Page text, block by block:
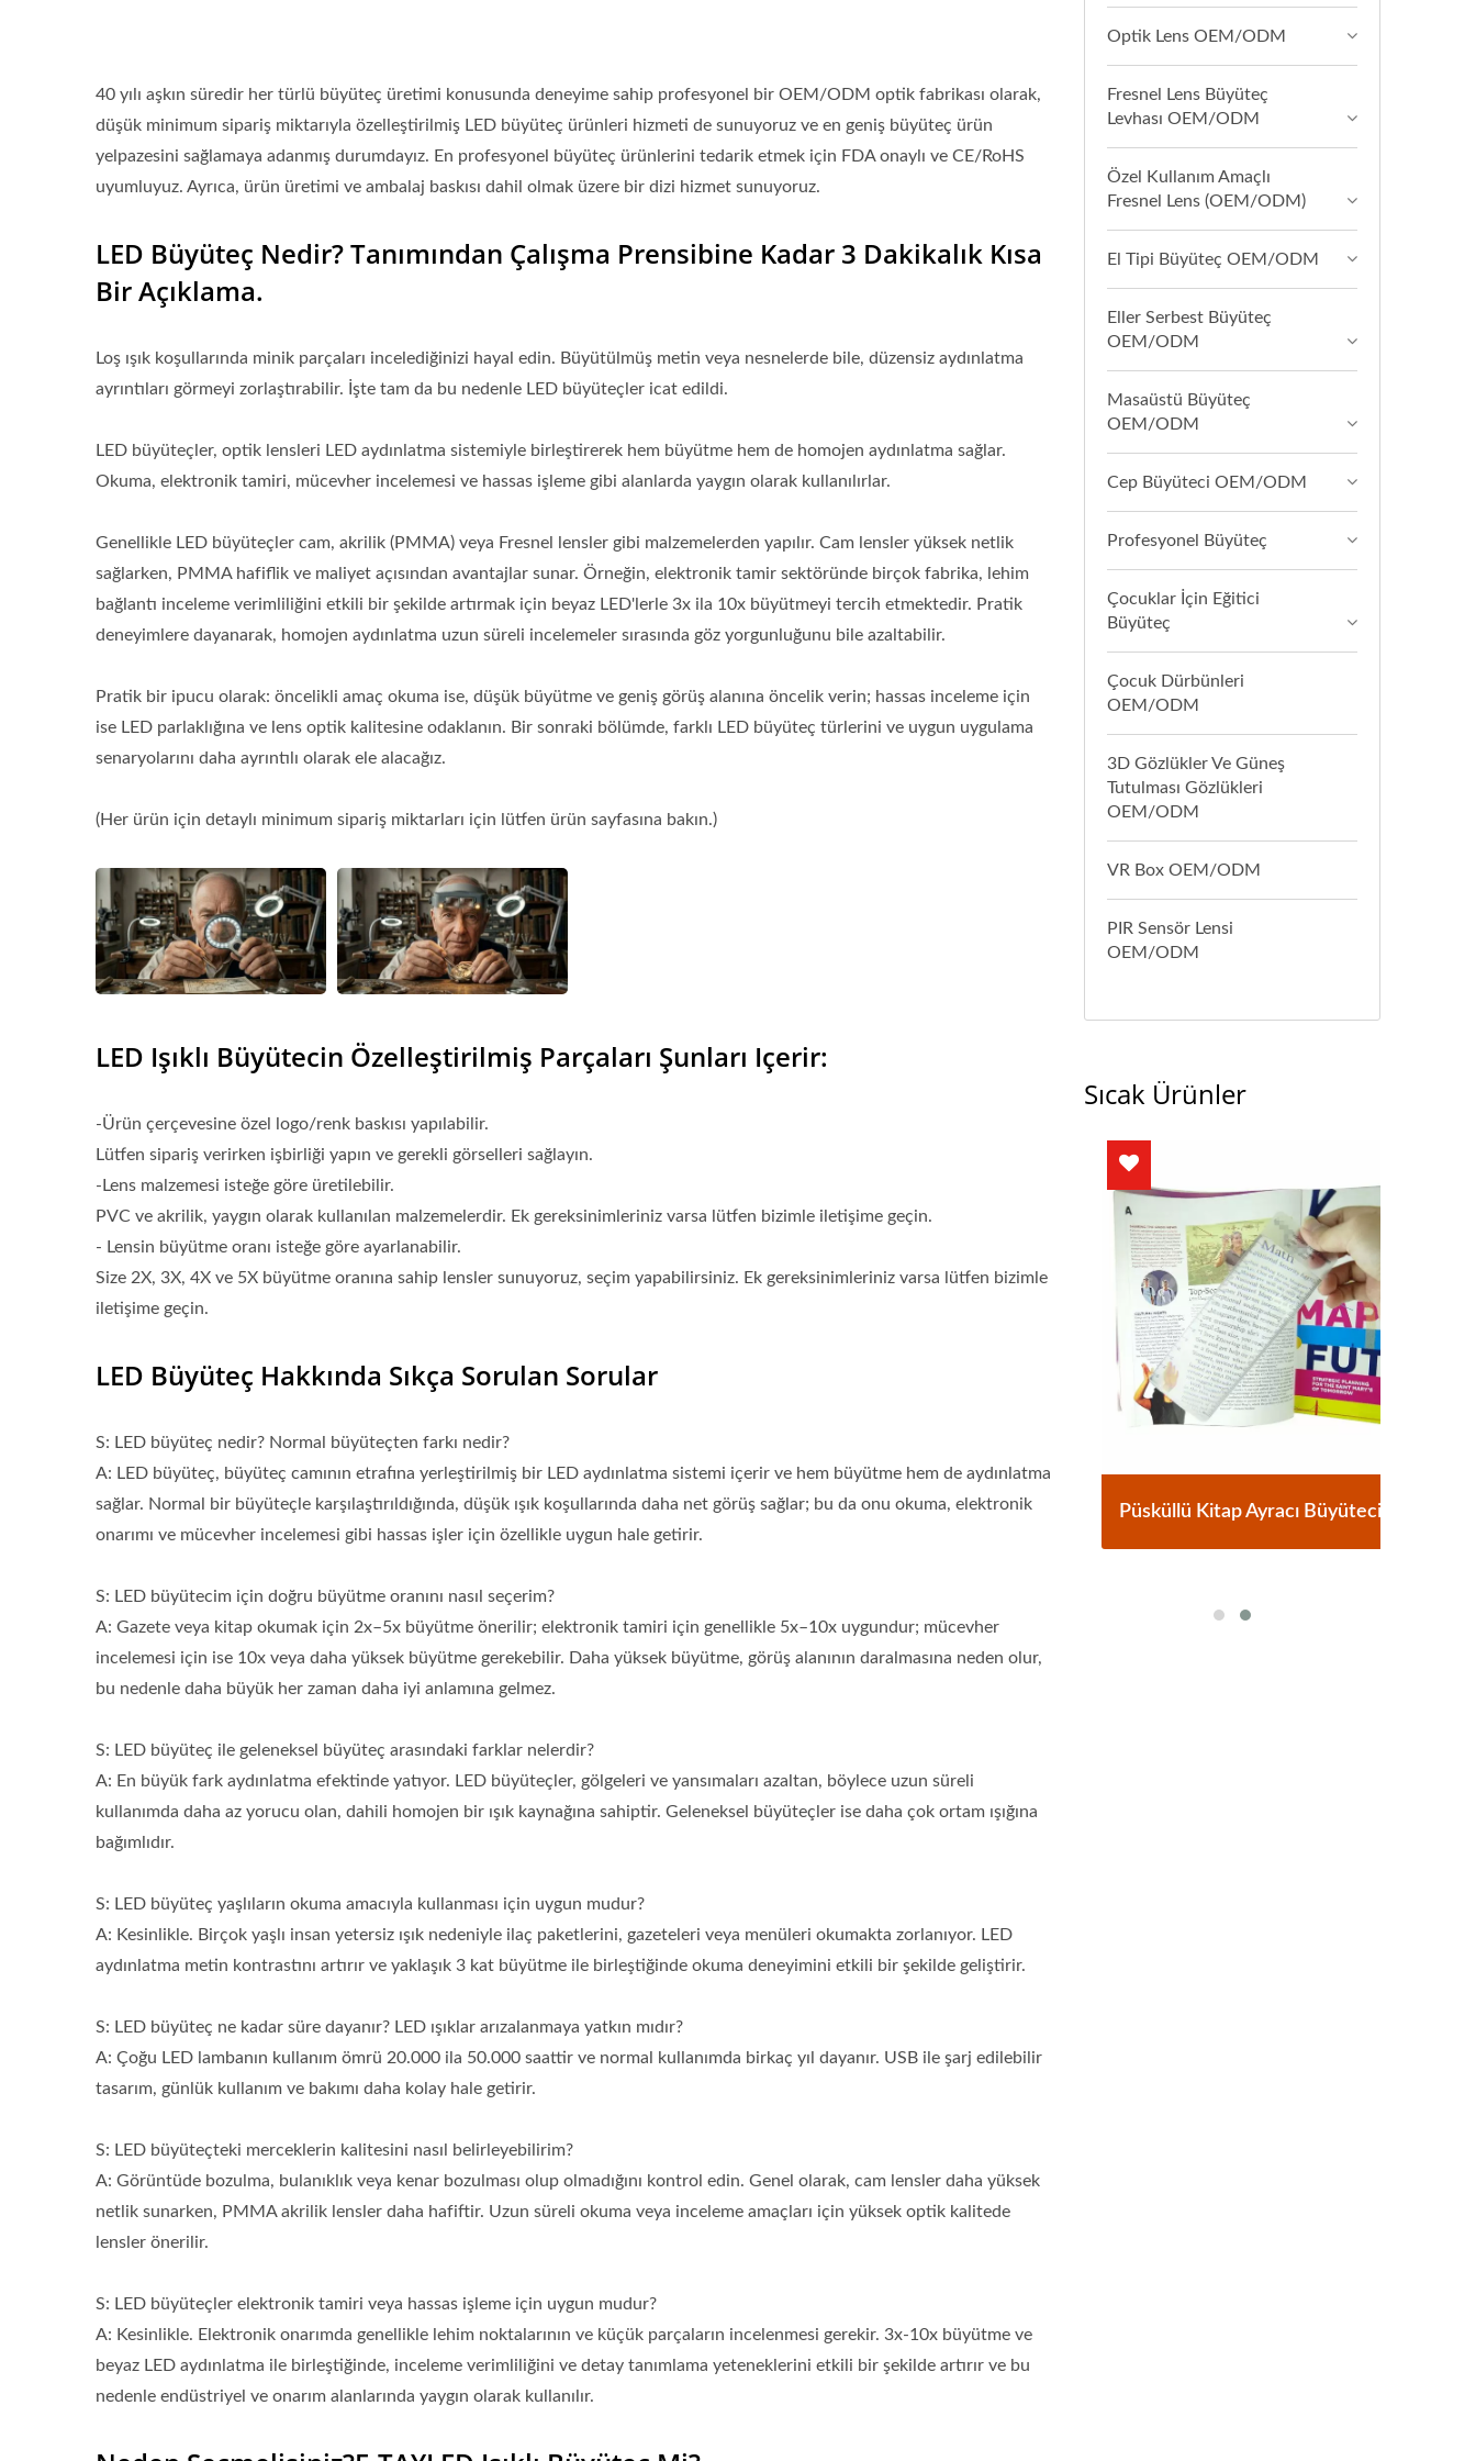
40 yılı aşkın süredir her türlü büyüteç üretimi konusunda deneyime sahip profesyonel bir OEM/ODM optik fabrikası olarak,
düşük minimum sipariş miktarıyla özelleştirilmiş LED büyüteç ürünleri hizmeti de sunuyoruz ve en geniş büyüteç ürün
yelpazesini sağlamaya adanmış durumdayız. En profesyonel büyüteç ürünlerini tedarik etmek için FDA onaylı ve CE/RoHS
uyumluyuz. Ayrıca, ürün üretimi ve ambalaj baskısı dahil olmak üzere bir dizi hizmet sunuyoruz.
LED Büyüteç Nedir? Tanımından Çalışma Prensibine Kadar 3 Dakikalık Kısa
Bir Açıklama.
Loş ışık koşullarında minik parçaları incelediğinizi hayal edin. Büyütülmüş metin veya nesnelerde bile, düzensiz aydınlatma
ayrıntıları görmeyi zorlaştırabilir. İşte tam da bu nedenle LED büyüteçler icat edildi.
LED büyüteçler, optik lensleri LED aydınlatma sistemiyle birleştirerek hem büyütme hem de homojen aydınlatma sağlar.
Okuma, elektronik tamiri, mücevher incelemesi ve hassas işleme gibi alanlarda yaygın olarak kullanılırlar.
Genellikle LED büyüteçler cam, akrilik (PMMA) veya Fresnel lensler gibi malzemelerden yapılır. Cam lensler yüksek netlik
sağlarken, PMMA hafiflik ve maliyet açısından avantajlar sunar. Örneğin, elektronik tamir sektöründe birçok fabrika, lehim
bağlantı inceleme verimliliğini etkili bir şekilde artırmak için beyaz LED'lerle 3x ila 10x büyütmeyi tercih etmektedir. Pratik
deneyimlere dayanarak, homojen aydınlatma uzun süreli incelemeler sırasında göz yorgunluğunu bile azaltabilir.
Pratik bir ipucu olarak: öncelikli amaç okuma ise, düşük büyütme ve geniş görüş alanına öncelik verin; hassas inceleme için
ise LED parlaklığına ve lens optik kalitesine odaklanın. Bir sonraki bölümde, farklı LED büyüteç türlerini ve uygun uygulama
senaryolarını daha ayrıntılı olarak ele alacağız.
(Her ürün için detaylı minimum sipariş miktarları için lütfen ürün sayfasına bakın.)
LED Işıklı Büyütecin Özelleştirilmiş Parçaları Şunları Içerir:
-Ürün çerçevesine özel logo/renk baskısı yapılabilir.
Lütfen sipariş verirken işbirliği yapın ve gerekli görselleri sağlayın.
-Lens malzemesi isteğe göre üretilebilir.
PVC ve akrilik, yaygın olarak kullanılan malzemelerdir. Ek gereksinimleriniz varsa lütfen bizimle iletişime geçin.
- Lensin büyütme oranı isteğe göre ayarlanabilir.
Size 2X, 3X, 4X ve 5X büyütme oranına sahip lensler sunuyoruz, seçim yapabilirsiniz. Ek gereksinimleriniz varsa lütfen bizimle
iletişime geçin.
LED Büyüteç Hakkında Sıkça Sorulan Sorular
S: LED büyüteç nedir? Normal büyüteçten farkı nedir?
A: LED büyüteç, büyüteç camının etrafına yerleştirilmiş bir LED aydınlatma sistemi içerir ve hem büyütme hem de aydınlatma
sağlar. Normal bir büyüteçle karşılaştırıldığında, düşük ışık koşullarında daha net görüş sağlar; bu da onu okuma, elektronik
onarımı ve mücevher incelemesi gibi hassas işler için özellikle uygun hale getirir.
S: LED büyütecim için doğru büyütme oranını nasıl seçerim?
A: Gazete veya kitap okumak için 2x–5x büyütme önerilir; elektronik tamiri için genellikle 5x–10x uygundur; mücevher
incelemesi için ise 10x veya daha yüksek büyütme gerekebilir. Daha yüksek büyütme, görüş alanının daralmasına neden olur,
bu nedenle daha büyük her zaman daha iyi anlamına gelmez.
S: LED büyüteç ile geleneksel büyüteç arasındaki farklar nelerdir?
A: En büyük fark aydınlatma efektinde yatıyor. LED büyüteçler, gölgeleri ve yansımaları azaltan, böylece uzun süreli
kullanımda daha az yorucu olan, dahili homojen bir ışık kaynağına sahiptir. Geleneksel büyüteçler ise daha çok ortam ışığına
bağımlıdır.
S: LED büyüteç yaşlıların okuma amacıyla kullanması için uygun mudur?
A: Kesinlikle. Birçok yaşlı insan yetersiz ışık nedeniyle ilaç paketlerini, gazeteleri veya menüleri okumakta zorlanıyor. LED
aydınlatma metin kontrastını artırır ve yaklaşık 3 kat büyütme ile birleştiğinde okuma deneyimini etkili bir şekilde geliştirir.
S: LED büyüteç ne kadar süre dayanır? LED ışıklar arızalanmaya yatkın mıdır?
A: Çoğu LED lambanın kullanım ömrü 20.000 ila 50.000 saattir ve normal kullanımda birkaç yıl dayanır. USB ile şarj edilebilir
tasarım, günlük kullanım ve bakımı daha kolay hale getirir.
S: LED büyüteçteki merceklerin kalitesini nasıl belirleyebilirim?
A: Görüntüde bozulma, bulanıklık veya kenar bozulması olup olmadığını kontrol edin. Genel olarak, cam lensler daha yüksek
netlik sunarken, PMMA akrilik lensler daha hafiftir. Uzun süreli okuma veya inceleme amaçları için yüksek optik kalitede
lensler önerilir.
S: LED büyüteçler elektronik tamiri veya hassas işleme için uygun mudur?
A: Kesinlikle. Elektronik onarımda genellikle lehim noktalarının ve küçük parçaların incelenmesi gerekir. 3x-10x büyütme ve
beyaz LED aydınlatma ile birleştiğinde, inceleme verimliliğini ve detay tanımlama yeteneklerini etkili bir şekilde artırır ve bu
nedenle endüstriyel ve onarım alanlarında yaygın olarak kullanılır.
Optik Lens OEM/ODM
Fresnel Lens Büyüteç
Levhası OEM/ODM
Özel Kullanım Amaçlı
Fresnel Lens (OEM/ODM)
El Tipi Büyüteç OEM/ODM
Eller Serbest Büyüteç
OEM/ODM
Masaüstü Büyüteç
OEM/ODM
Cep Büyüteci OEM/ODM
Profesyonel Büyüteç
Çocuklar İçin Eğitici
Büyüteç
Çocuk Dürbünleri
OEM/ODM
3D Gözlükler Ve Güneş
Tutulması Gözlükleri
OEM/ODM
VR Box OEM/ODM
PIR Sensör Lensi
OEM/ODM
Sıcak Ürünler
3X LED Sayfa Okuyucu
Büyüteç
Püsküllü Kitap Ayracı Büyüteci
3X LED Sayfa Okuyucu
Püsküllü Kitap Ayracı Büyüteci